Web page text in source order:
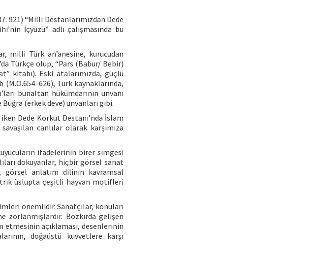
921) “Milli Destanlarımızdan Dede
İçyüzü” adlı çalışmasında bu
milli Türk an’anesine, kurucudan
Türkçe olup, “Pars (Babur/ Bebir)
kitabı). Eski atalarımızda, güçlü
Türk kaynaklarında,
bunaltan hükümdarının unvanı
(erkek deve) unvanları gibi.
Dede Korkut Destanı’nda İslam
canlılar olarak karşımıza
ifadelerinin birer simgesi
dokuyanlar, hiçbir görsel sanat
anlatım dilinin kavramsal
üslupta çeşitli hayvan motifleri
önemlidir. Sanatçılar, konuları
Bozkırda gelişen
etmesinin açıklaması, desenlerinin
doğaüstü kuvvetlere karşı